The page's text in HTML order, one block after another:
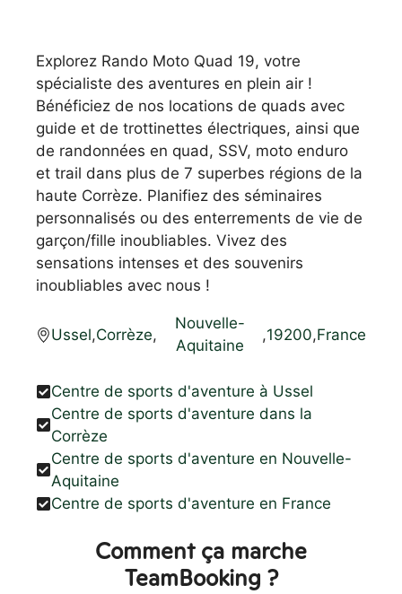
Explorez Rando Moto Quad 19, votre
spécialiste des aventures en plein air !
Bénéficiez de nos locations de quads avec
guide et de trottinettes électriques, ainsi que
de randonnées en quad, SSV, moto enduro
et trail dans plus de 7 superbes régions de la
haute Corrèze. Planifiez des séminaires
personnalisés ou des enterrements de vie de
garçon/fille inoubliables. Vivez des
sensations intenses et des souvenirs
inoubliables avec nous !
Ussel,Corrèze,
Nouvelle-
Aquitaine
,19200,France
Centre de sports d'aventure à Ussel
Centre de sports d'aventure dans la
Corrèze
Centre de sports d'aventure en Nouvelle-
Aquitaine
Centre de sports d'aventure en France
Comment ça marche
TeamBooking ?